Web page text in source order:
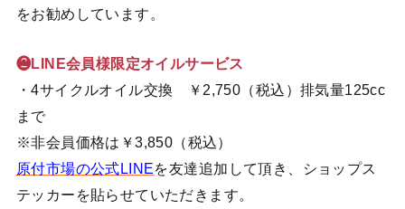
をお勧めしています。
❷LINE会員様限定オイルサービス
・4サイクルオイル交換 ￥2,750（税込）排気量125cc
まで
※非会員価格は￥3,850（税込）
原付市場の公式LINEを友達追加して頂き、ショップス
テッカーを貼らせていただきます。